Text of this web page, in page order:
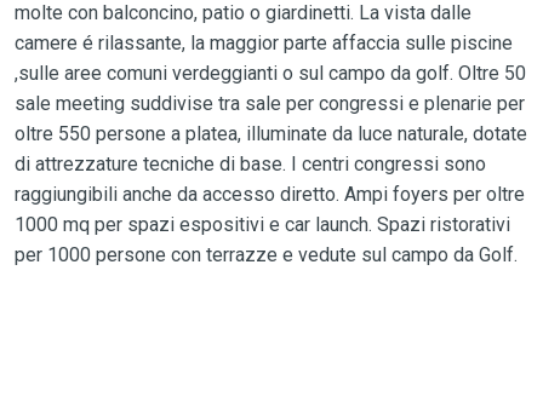
molte con balconcino, patio o giardinetti. La vista dalle
camere é rilassante, la maggior parte affaccia sulle piscine
,sulle aree comuni verdeggianti o sul campo da golf. Oltre 50
sale meeting suddivise tra sale per congressi e plenarie per
oltre 550 persone a platea, illuminate da luce naturale, dotate
di attrezzature tecniche di base. I centri congressi sono
raggiungibili anche da accesso diretto. Ampi foyers per oltre
1000 mq per spazi espositivi e car launch. Spazi ristorativi
per 1000 persone con terrazze e vedute sul campo da Golf.